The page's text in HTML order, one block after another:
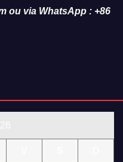
ou via WhatsApp : +86